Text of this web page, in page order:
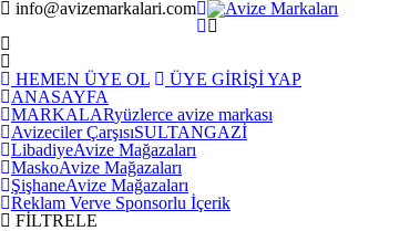
info@avizemarkalari.com
HEMEN ÜYE OL
ÜYE GİRİŞİ YAP
ANASAYFA
MARKALARyüzlerce avize markası
Avizeciler ÇarşısıSULTANGAZİ
LibadiyeAvize Mağazaları
MaskoAvize Mağazaları
ŞişhaneAvize Mağazaları
Reklam Verve Sponsorlu İçerik
FİLTRELE